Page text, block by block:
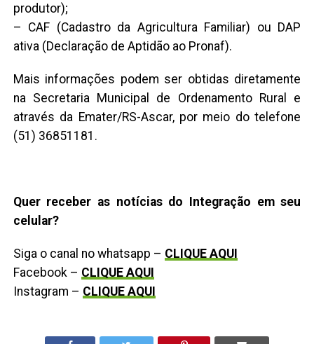
produtor);
– CAF (Cadastro da Agricultura Familiar) ou DAP
ativa (Declaração de Aptidão ao Pronaf).
Mais informações podem ser obtidas diretamente
na Secretaria Municipal de Ordenamento Rural e
através da Emater/RS-Ascar, por meio do telefone
(51) 36851181.
Quer receber as notícias do Integração em seu
celular?
Siga o canal no whatsapp – CLIQUE AQUI
Facebook – CLIQUE AQUI
Instagram – CLIQUE AQUI